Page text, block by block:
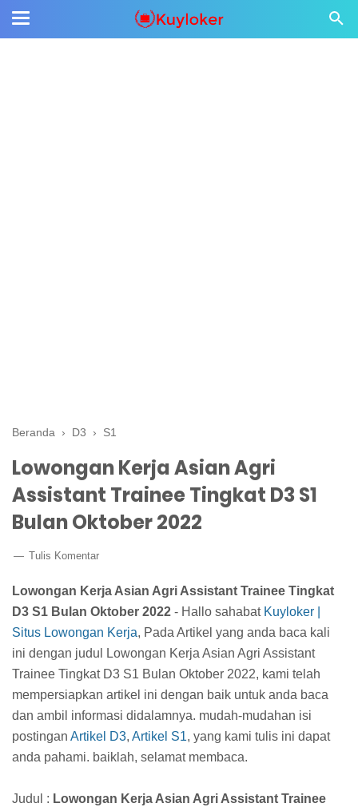
Beranda › D3 › S1
Lowongan Kerja Asian Agri
Assistant Trainee Tingkat D3 S1
Bulan Oktober 2022
Tulis Komentar
Lowongan Kerja Asian Agri Assistant Trainee Tingkat
D3 S1 Bulan Oktober 2022 - Hallo sahabat Kuyloker |
Situs Lowongan Kerja, Pada Artikel yang anda baca kali
ini dengan judul Lowongan Kerja Asian Agri Assistant
Trainee Tingkat D3 S1 Bulan Oktober 2022, kami telah
mempersiapkan artikel ini dengan baik untuk anda baca
dan ambil informasi didalamnya. mudah-mudahan isi
postingan Artikel D3, Artikel S1, yang kami tulis ini dapat
anda pahami. baiklah, selamat membaca.
Judul : Lowongan Kerja Asian Agri Assistant Trainee